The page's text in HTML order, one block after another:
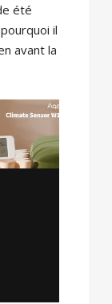
été
il
avant la